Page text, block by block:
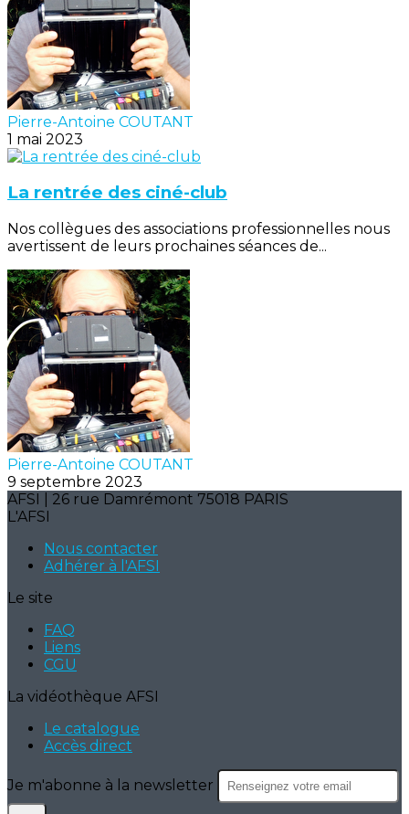
Pierre-Antoine COUTANT
1 mai 2023
La rentrée des ciné-club
Nos collègues des associations professionnelles nous
avertissent de leurs prochaines séances de...
Pierre-Antoine COUTANT
9 septembre 2023
AFSI | 26 rue Damrémont 75018 PARIS
L'AFSI
Nous contacter
Adhérer à l'AFSI
Le site
FAQ
Liens
CGU
La vidéothèque AFSI
Le catalogue
Accès direct
Je m'abonne à la newsletter